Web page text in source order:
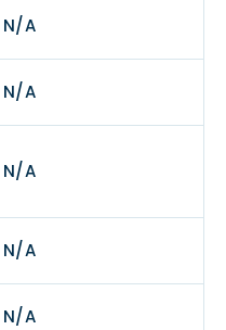
N/A
N/A
N/A
N/A
N/A